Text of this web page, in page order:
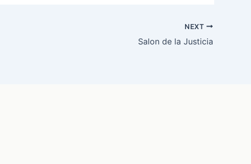
NEXT
Salon de la Justicia